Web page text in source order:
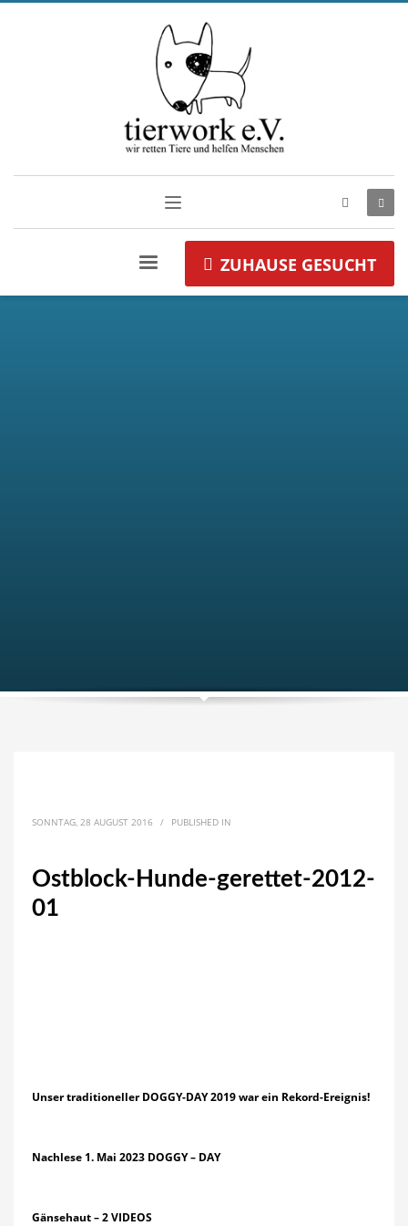
ZUHAUSE GESUCHT
SONNTAG, 28 AUGUST 2016 / PUBLISHED IN
Ostblock-Hunde-gerettet-2012-
01
Unser traditioneller DOGGY-DAY 2019 war ein Rekord-Ereignis!
Nachlese 1. Mai 2023 DOGGY – DAY
Gänsehaut – 2 VIDEOS